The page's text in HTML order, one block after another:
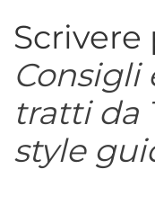
Scrivere
Consigli
tratti da
style